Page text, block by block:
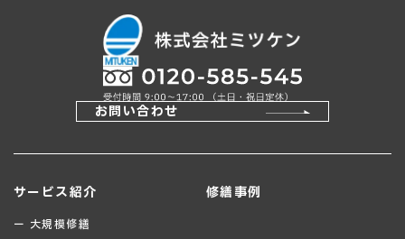
お問い合わせ
サービス紹介
ー 大規模修繕
修繕事例